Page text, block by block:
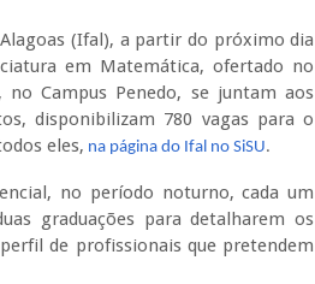
(Ifal), a partir do próximo dia
em Matemática, ofertado no
Campus Penedo, se juntam aos
disponibilizam 780 vagas para o
eles, na página do Ifal no SiSU.
no período noturno, cada um
graduações para detalharem os
de profissionais que pretendem